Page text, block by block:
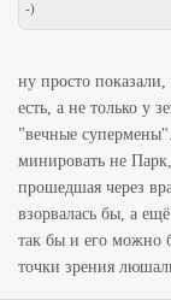
-)
ну просто
есть, а не только у
"вечные
минировать не
прошедшая через
взорвалась бы, а
так бы и его можно
точки зрения